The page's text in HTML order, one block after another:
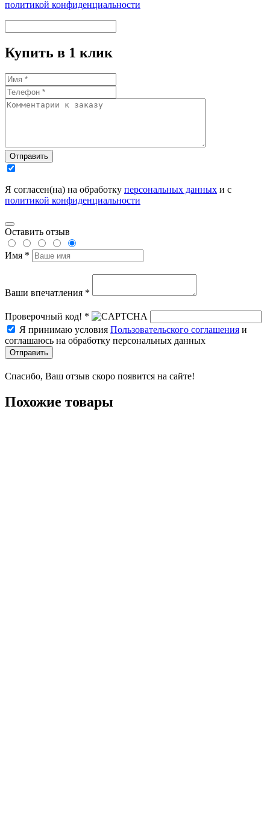
политикой конфиденциальности
Купить в 1 клик
Отправить
Я согласен(на) на обработку персональных данных и с
политикой конфиденциальности
Оставить отзыв
Имя *
Ваши впечатления *
Проверочный код! *
Я принимаю условия Пользовательского соглашения и
соглашаюсь на обработку персональных данных
Отправить
Спасибо, Ваш отзыв скоро появится на сайте!
Похожие товары